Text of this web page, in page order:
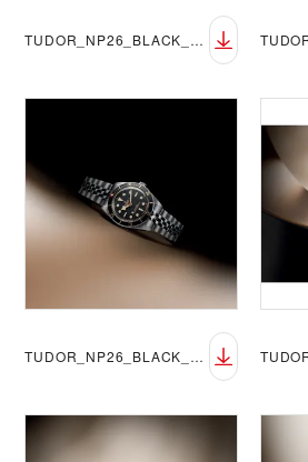
TUDOR_NP26_BLACK_BAY_58_LIFESTYLE_7
TUDOR_NP26_BLACK_BAY_58_LIFESTYLE_9